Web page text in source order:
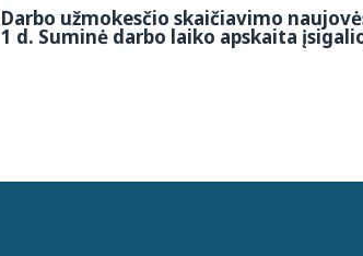
Darbo užmokesčio skaičiavimo
1 d. Suminė darbo laiko apskaita